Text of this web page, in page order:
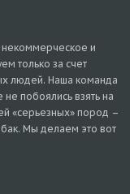
и
только за счет
людей. Наша команда
побоялись взять на
«серьезных» пород –
Мы делаем это вот